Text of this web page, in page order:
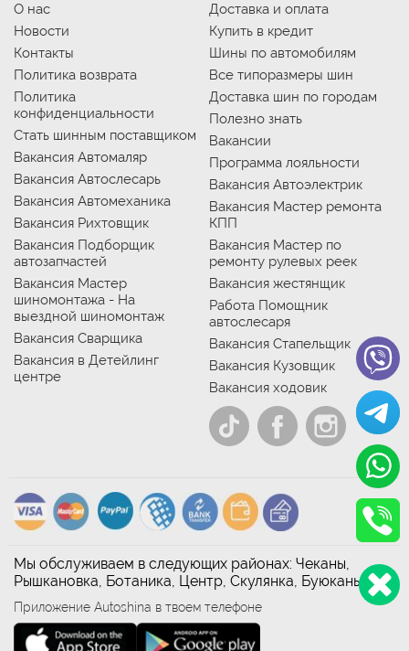
О нас
Новости
Контакты
Политика возврата
Политика
конфиденциальности
Стать шинным поставщиком
Вакансия Автомаляр
Вакансия Автослесарь
Вакансия Автомеханика
Вакансия Рихтовщик
Вакансия Подборщик
автозапчастей
Вакансия Мастер
шиномонтажа - На
выездной шиномонтаж
Вакансия Сварщика
Вакансия в Детейлинг
центре
Доставка и оплата
Купить в кредит
Шины по автомобилям
Все типоразмеры шин
Доставка шин по городам
Полезно знать
Вакансии
Программа лояльности
Вакансия Автоэлектрик
Вакансия Мастер ремонта
КПП
Вакансия Мастер по
ремонту рулевых реек
Вакансия жестянщик
Работа Помощник
автослесаря
Вакансия Стапельщик
Вакансия Кузовщик
Вакансия ходовик
Мы обслуживаем в следующих районах: Чеканы,
Рышкановка, Ботаника, Центр, Скулянка, Буюканы
Приложение Autoshina в твоем телефоне